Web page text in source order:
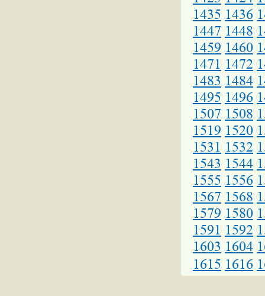
1435 1436
1447 1448
1459 1460
1471 1472
1483 1484
1495 1496
1507 1508
1519 1520
1531 1532
1543 1544
1555 1556
1567 1568
1579 1580
1591 1592
1603 1604
1615 1616